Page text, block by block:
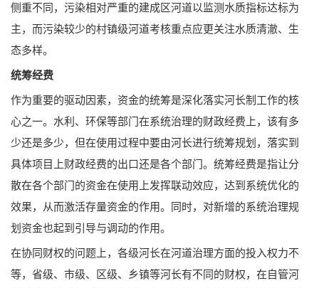
侧重不同，污染相对严重的建成区河道以监测水质指标达标为
主，而污染较少的村镇级河道考核重点应更关注水质清澈、生
态多样。
统筹经费
作为重要的驱动因素，资金的统筹是深化落实河长制工作的核
心之一。水利、环保等部门在系统治理的财政经费上，该有多
少还是多少，但在使用过程中要由河长进行统筹规划，落实到
具体项目上财政经费的出口还是各个部门。统筹经费是指让分
散在各个部门的资金在使用上发挥联动效应，达到系统优化的
效果，从而激活存量资金的作用。同时，对新增的系统治理规
划资金也起到引导与调动的作用。
在协同财权的问题上，各级河长在河道治理方面的投入权力不
等，省级、市级、区级、乡镇等河长有不同的财权，在自管河